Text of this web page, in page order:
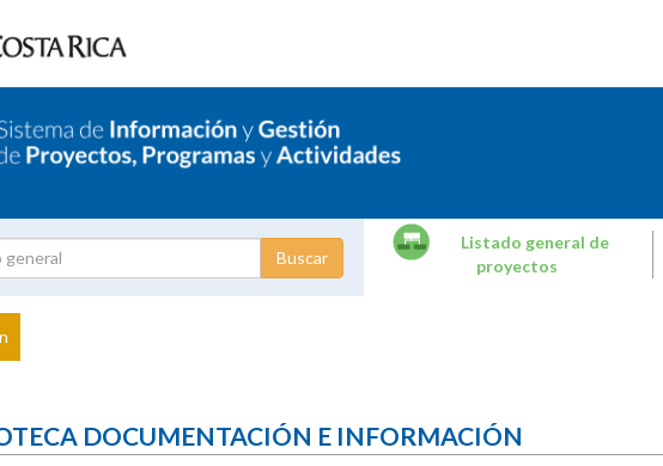
Investigador
Listado general de
proyectos
DOCUMENTACIÓN E INFORMACIÓN